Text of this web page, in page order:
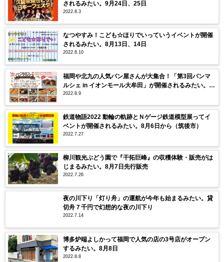
されるみたい。9月24日、25日
2022.8.3
なつやすみ！こども☆ほりでいっていうイベントが開催
されるみたい。8月13日、14日
2022.8.10
福岡や北九の人気パン屋さんが大集合！「第3回パンマ
ルシェ in イオンモール大牟田」が開催されるみたい。8
月11日、12日
2022.8.9
鉄道物語2022 動輪の軌跡とＮゲージ鉄道模型展ってイ
ベントが開催されるみたい。8月6日から（筑後市）
2022.7.27
柳川観光ぶどう園で『干拓巨峰』の収穫体験・販売がは
じまるみたい。8月7日先行販売
2022.7.26
夜の川下り「灯り舟」の運航が今年も始まるみたい。貸
切舟７千円で幻想的な夜の川下り
2022.7.14
博多炉端よしかって福岡で人気の店の3号店がオープン
するみたい。8月8日
2022.8.8